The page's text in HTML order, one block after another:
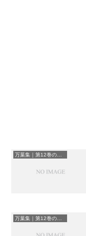
万葉集｜第12巻の和歌一覧
万葉集｜第12巻の和歌一覧